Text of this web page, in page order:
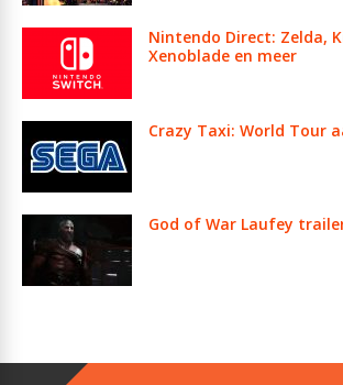
Nintendo Direct: Zelda,
Xenoblade en meer
Crazy Taxi: World Tour
God of War Laufey